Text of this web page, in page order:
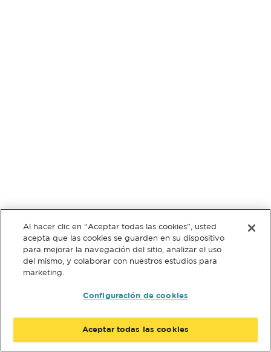
Al hacer clic en “Aceptar todas las cookies”, usted
acepta que las cookies se guarden en su dispositivo
para mejorar la navegación del sitio, analizar el uso
del mismo, y colaborar con nuestros estudios para
marketing.
Configuración de cookies
Aceptar todas las cookies